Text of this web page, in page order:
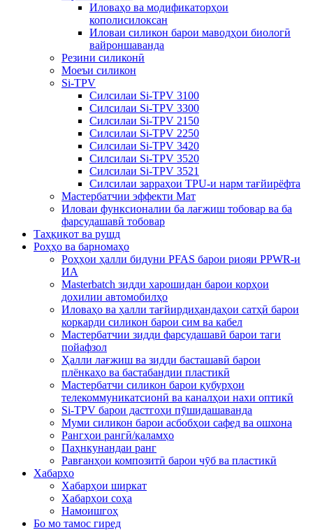
Иловаҳо ва модификаторҳои
кополисилоксан
Иловаи силикон барои маводҳои биологӣ
вайроншаванда
Резини силиконӣ
Моеъи силикон
Si-TPV
Силсилаи Si-TPV 3100
Силсилаи Si-TPV 3300
Силсилаи Si-TPV 2150
Силсилаи Si-TPV 2250
Силсилаи Si-TPV 3420
Силсилаи Si-TPV 3520
Силсилаи Si-TPV 3521
Силсилаи зарраҳои TPU-и нарм тағйирёфта
Мастербатчии эффекти Мат
Иловаи функсионалии ба лағжиш тобовар ва ба
фарсудашавӣ тобовар
Таҳқиқот ва рушд
Роҳҳо ва барномаҳо
Роҳҳои ҳалли бидуни PFAS барои риояи PPWR-и
ИА
Masterbatch зидди харошидан барои корҳои
дохилии автомобилҳо
Иловаҳо ва ҳалли тағйирдиҳандаҳои сатҳӣ барои
коркарди силикон барои сим ва кабел
Мастербатчии зидди фарсудашавӣ барои таги
пойафзол
Ҳалли лағжиш ва зидди басташавӣ барои
плёнкаҳо ва бастабандии пластикӣ
Мастербатчи силикон барои қубурҳои
телекоммуникатсионӣ ва каналҳои нахи оптикӣ
Si-TPV барои дастгоҳи пӯшидашаванда
Муми силикон барои асбобҳои сафед ва ошхона
Рангҳои рангӣ/қаламҳо
Паҳнкунандаи ранг
Равғанҳои композитӣ барои чӯб ва пластикӣ
Хабарҳо
Хабарҳои ширкат
Хабарҳои соҳа
Намоишгоҳ
Бо мо тамос гиред